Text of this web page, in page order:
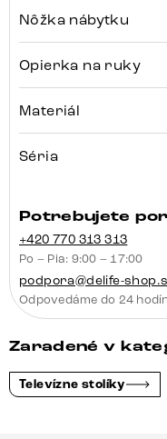
Nôžka nábytku
Opierka na ruky
Materiál
Séria
Potrebujete
+420 770 313 313
Po – Pia: 9:00 – 17:00
podpora@delife-
Odpovedáme do 24
Zaradené v
Televízne stolíky